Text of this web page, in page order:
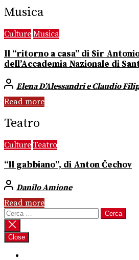
Musica
Culture Musica
Il “ritorno a casa” di Sir
dell’Accademia Nazionale di
Elena D’Alessandri e Claudio
Read more
Teatro
Culture Teatro
“Il gabbiano”, di Anton Čechov
Danilo Amione
Read more
Ricerca
per:
Close